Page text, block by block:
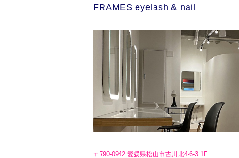
FRAMES eyelash & nail
〒790-0942 愛媛県松山市古川北4-6-3 1F